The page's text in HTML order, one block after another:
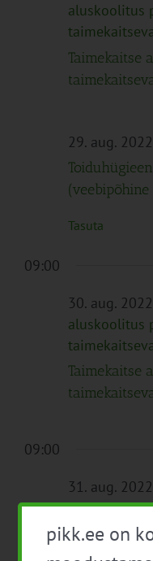
aluskoolitus
Taimekaitse
29. aug.
Tasuta
09:00
30. aug.
aluskoolitus
Taimekaitse
09:00
31. aug.
aluskoolitus
Taimekaitse
pikk.ee on